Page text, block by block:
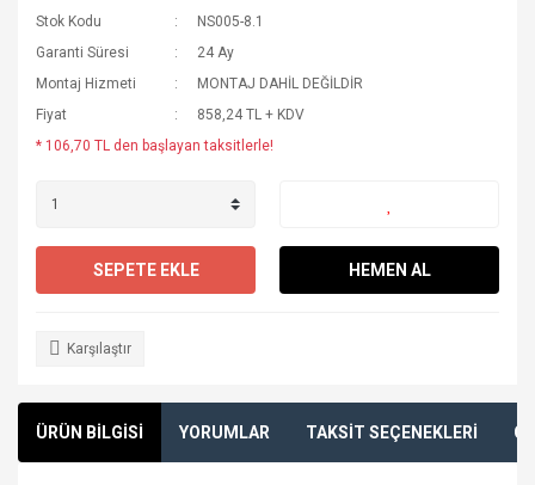
Stok Kodu
NS005-8.1
Garanti Süresi
24 Ay
Montaj Hizmeti
MONTAJ DAHİL DEĞİLDİR
Fiyat
858,24 TL + KDV
* 106,70 TL den başlayan taksitlerle!
SEPETE EKLE HEMEN AL
Karşılaştır
ÜRÜN BİLGİSİ YORUMLAR TAKSİT SEÇENEKLERİ